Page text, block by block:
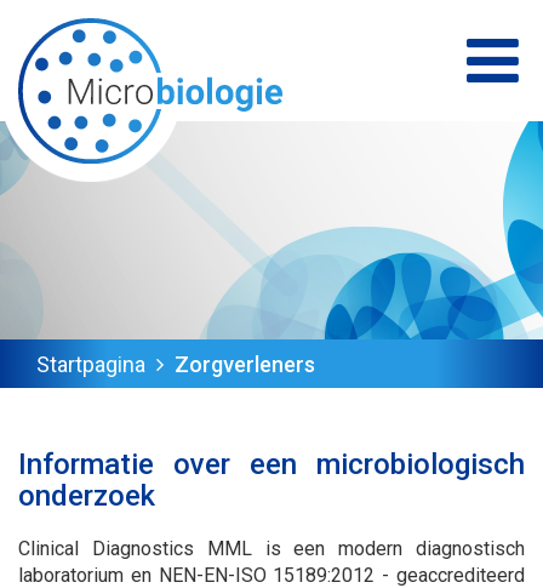
Startpagina Zorgverleners
Informatie over een microbiologisch
onderzoek
Clinical Diagnostics MML is een modern diagnostisch
laboratorium en NEN-EN-ISO 15189:2012 - geaccrediteerd